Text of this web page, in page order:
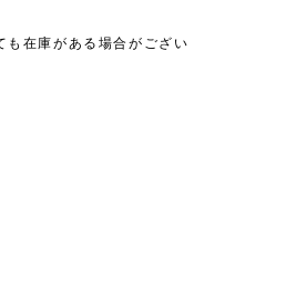
在庫がある場合がござい